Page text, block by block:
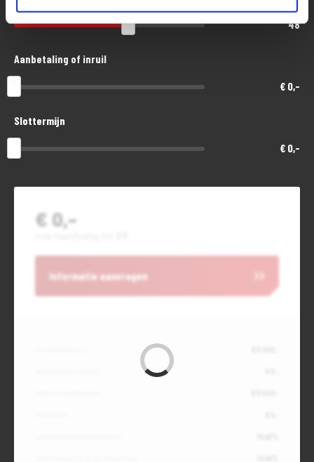
48
Aanbetaling of inruil
€ 0,-
Slottermijn
€ 0,-
€ 0,-
Informatie aanvragen